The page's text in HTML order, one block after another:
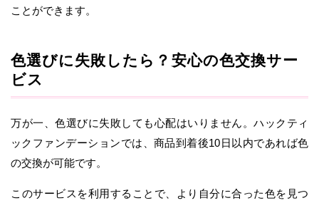
ことができます。
色選びに失敗したら？安心の色交換サー
ビス
万が一、色選びに失敗しても心配はいりません。ハックティ
ックファンデーションでは、商品到着後10日以内であれば色
の交換が可能です。
このサービスを利用することで、より自分に合った色を見つ